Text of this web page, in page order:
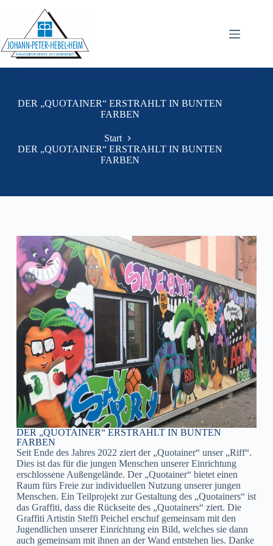
DER „QUOTAINER“ ERSTRAHLT IN BUNTEN
FARBEN
Start
DER „QUOTAINER“ ERSTRAHLT IN BUNTEN
FARBEN
DER „QUOTAINER“ ERSTRAHLT IN BUNTEN
FARBEN
Seit Ende des Jahres 2022 ziert der „Quotainer“ unser „Riff“.
Dies ist das für die jungen Menschen unserer Einrichtung
erschlossene Außengelände. Der „Quotainer“ bietet einen
Raum fürs Freie zur individuellen Nutzung unserer jungen
Menschen. Ein Teilprojekt zur Gestaltung des „Quotainers“ ist
das Graffiti, dass die Rückseite des „Quotainers“ ziert. Die
Graffiti Artistin Steffi Peichel erschuf gemeinsam mit den
Jugendlichen unserer Einrichtung ein Bild, welches sie dann
auch gemeinsam mit ihnen an der Wand entstehen lies. Danke